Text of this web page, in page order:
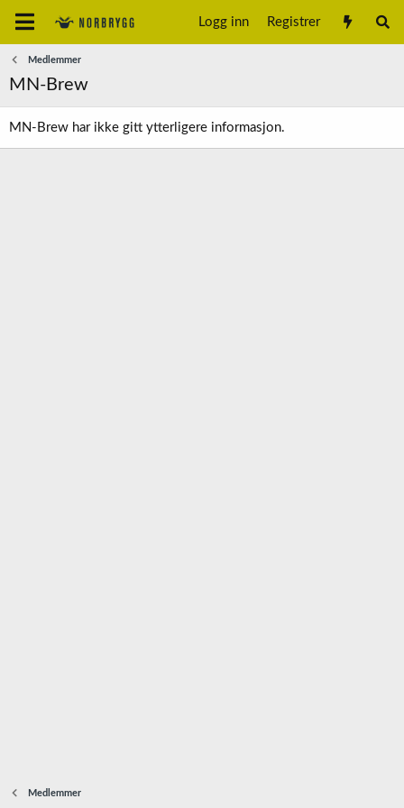
Logg inn Registrer
Medlemmer
MN-Brew
MN-Brew har ikke gitt ytterligere informasjon.
Medlemmer